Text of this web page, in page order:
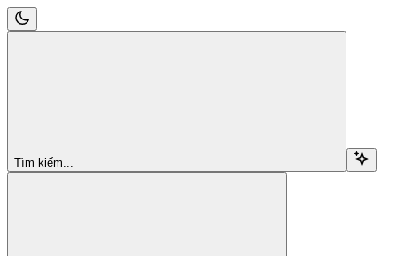
Tìm kiếm...